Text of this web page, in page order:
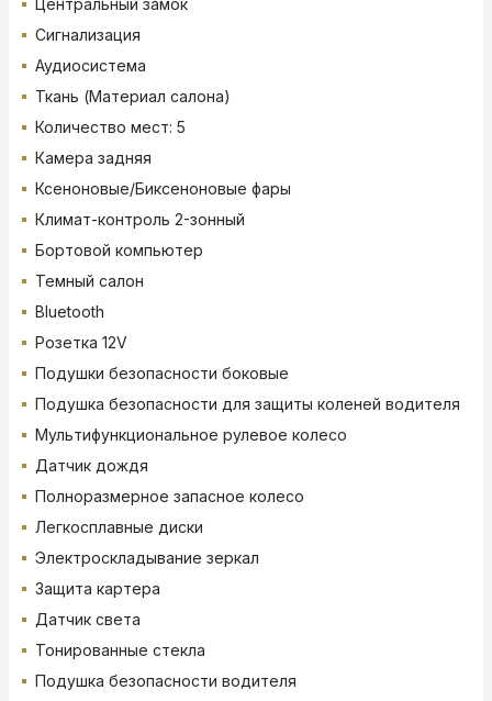
Центральный замок
Сигнализация
Аудиосистема
Ткань (Материал салона)
Количество мест: 5
Камера задняя
Ксеноновые/Биксеноновые фары
Климат-контроль 2-зонный
Бортовой компьютер
Темный салон
Bluetooth
Розетка 12V
Подушки безопасности боковые
Подушка безопасности для защиты коленей водителя
Мультифункциональное рулевое колесо
Датчик дождя
Полноразмерное запасное колесо
Легкосплавные диски
Электроскладывание зеркал
Защита картера
Датчик света
Тонированные стекла
Подушка безопасности водителя